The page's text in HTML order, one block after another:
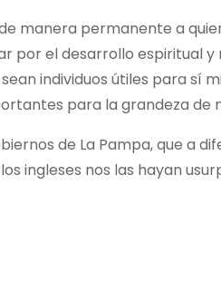
manera permanente a
por el desarrollo espiritual
individuos útiles para sí
para la grandeza de
de La Pampa, que a
ingleses nos las hayan